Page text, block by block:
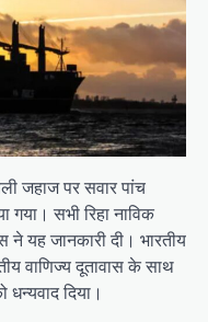
जहाज पर सवार पांच
गया। सभी रिहा नाविक
ने यह जानकारी दी। भारतीय
वाणिज्य दूतावास के साथ
धन्यवाद दिया।